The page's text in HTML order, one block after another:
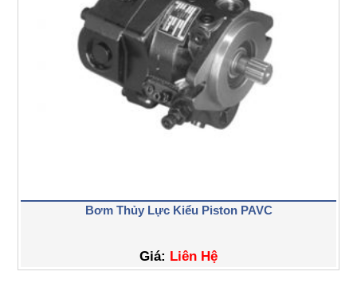
Bơm Thủy Lực Kiểu Piston PAVC
Giá: Liên Hệ